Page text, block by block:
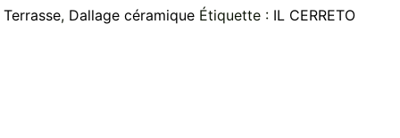
Terrasse, Dallage céramique Étiquette : IL CERRETO